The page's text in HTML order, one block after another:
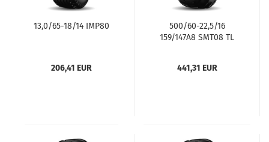
13,0/65-18/14 IMP80
206,41 EUR
500/60-22,5/16
159/147A8 SMT08 TL
441,31 EUR